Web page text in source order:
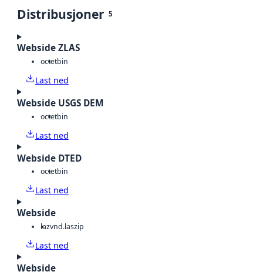
Distribusjoner 5
Webside ZLAS
octetbin
Last ned
Webside USGS DEM
octetbin
Last ned
Webside DTED
octetbin
Last ned
Webside
lazvnd.laszip
Last ned
Webside